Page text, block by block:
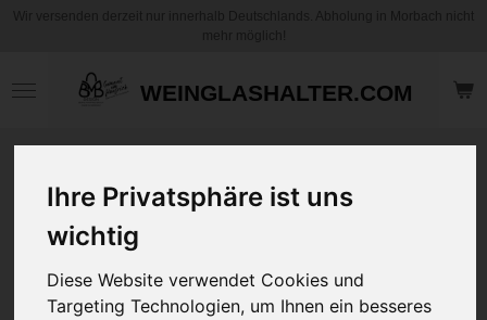
Ihre Privatsphäre ist uns
wichtig
Diese Website verwendet Cookies und
Targeting Technologien, um Ihnen ein besseres
WEINGLASHALTER.COM
Becher / Tasse mit
Sprachen -
Personalisierbar